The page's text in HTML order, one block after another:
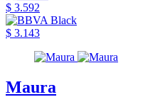
$ 3.592
$ 3.143
Maura